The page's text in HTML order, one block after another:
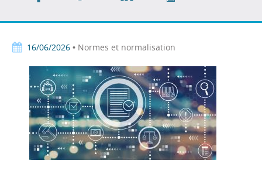
16/06/2026 • Normes et normalisation